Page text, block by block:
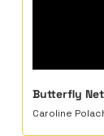
Butterfly
Caroline